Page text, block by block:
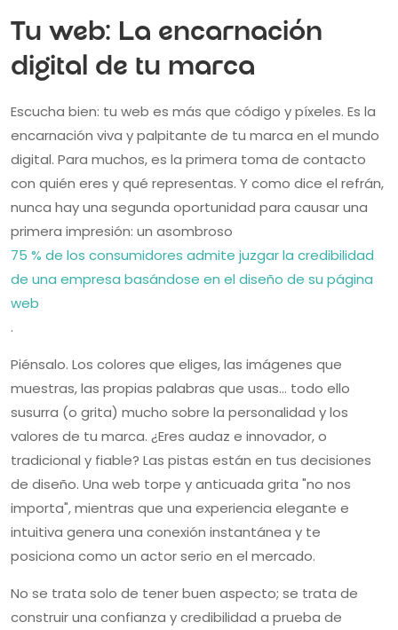
Tu web: La encarnación
digital de tu marca
Escucha bien: tu web es más que código y píxeles. Es la
encarnación viva y palpitante de tu marca en el mundo
digital. Para muchos, es la primera toma de contacto
con quién eres y qué representas. Y como dice el refrán,
nunca hay una segunda oportunidad para causar una
primera impresión: un asombroso
75 % de los consumidores admite juzgar la credibilidad
de una empresa basándose en el diseño de su página
web
.
Piénsalo. Los colores que eliges, las imágenes que
muestras, las propias palabras que usas... todo ello
susurra (o grita) mucho sobre la personalidad y los
valores de tu marca. ¿Eres audaz e innovador, o
tradicional y fiable? Las pistas están en tus decisiones
de diseño. Una web torpe y anticuada grita "no nos
importa", mientras que una experiencia elegante e
intuitiva genera una conexión instantánea y te
posiciona como un actor serio en el mercado.
No se trata solo de tener buen aspecto; se trata de
construir una confianza y credibilidad a prueba de